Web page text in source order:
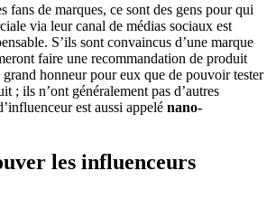
fans de marques, ce sont des gens pour qui
via leur canal de médias sociaux est
S’ils sont convaincus d’une marque
faire une recommandation de produit
grand honneur pour eux que de pouvoir tester
; ils n’ont généralement pas d’autres
est aussi appelé nano-
les influenceurs